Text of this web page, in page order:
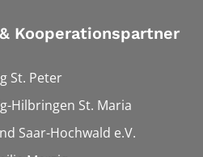
Kooperationspartner
St. Peter
Hilbringen St. Maria
Saar-Hochwald e.V.